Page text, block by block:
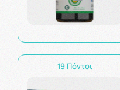
19 Πόντοι